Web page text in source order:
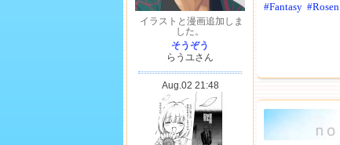
#Fantasy #Rosen